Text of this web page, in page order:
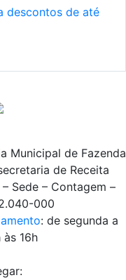
descontos de até
Municipal de Fazenda
de Receita
Sede – Contagem –
000
: de segunda a
16h